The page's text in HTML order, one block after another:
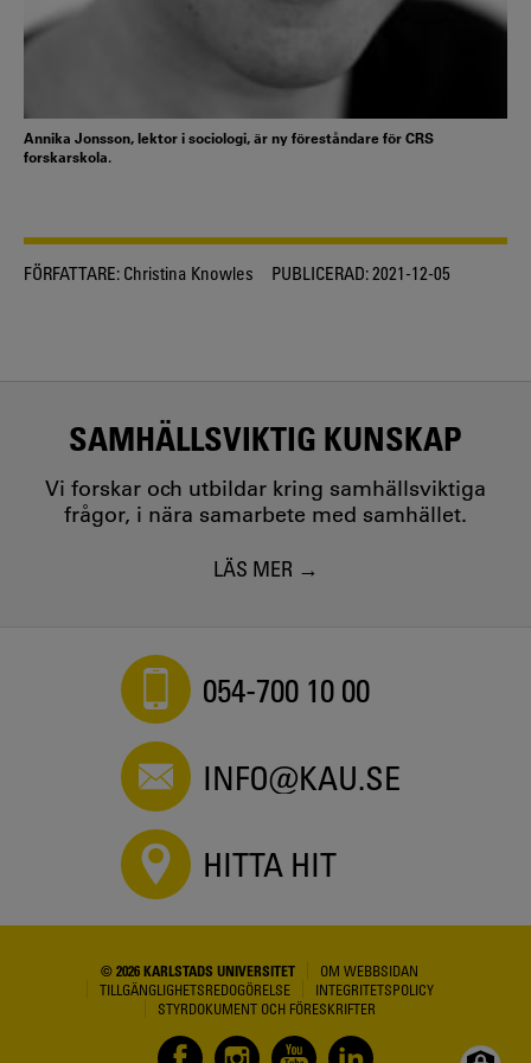
Annika Jonsson, lektor i sociologi, är ny föreståndare för CRS
forskarskola.
FÖRFATTARE: Christina Knowles PUBLICERAD:2021-12-05
SAMHÄLLSVIKTIG KUNSKAP
Vi forskar och utbildar kring samhällsviktiga
frågor, i nära samarbete med samhället.
LÄS MER
054-700 10 00
INFO@KAU.SE
HITTA HIT
© 2026 KARLSTADS UNIVERSITET
OM WEBBSIDAN
TILLGÄNGLIGHETSREDOGÖRELSE
INTEGRITETSPOLICY
STYRDOKUMENT OCH FÖRESKRIFTER